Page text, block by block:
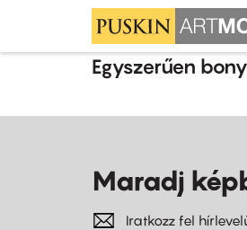
Egyszerűen
Maradj
Iratkozz fel